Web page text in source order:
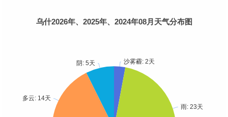
乌什2026年、2025年、2024年08月天气分布图